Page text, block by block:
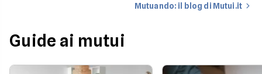
Mutuando: il blog di Mutui.it
Guide ai mutui